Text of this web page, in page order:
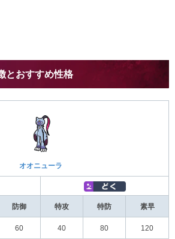
とおすすめ性格
オオニューラ
防御 特攻 特防 素早
60 40 80 120